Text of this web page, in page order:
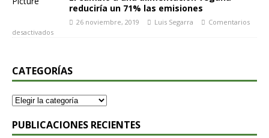
reduciría un 71% las emisiones
26 noviembre, 2019 Luis Segarra
Comentarios
desactivados
CATEGORÍAS
PUBLICACIONES RECIENTES